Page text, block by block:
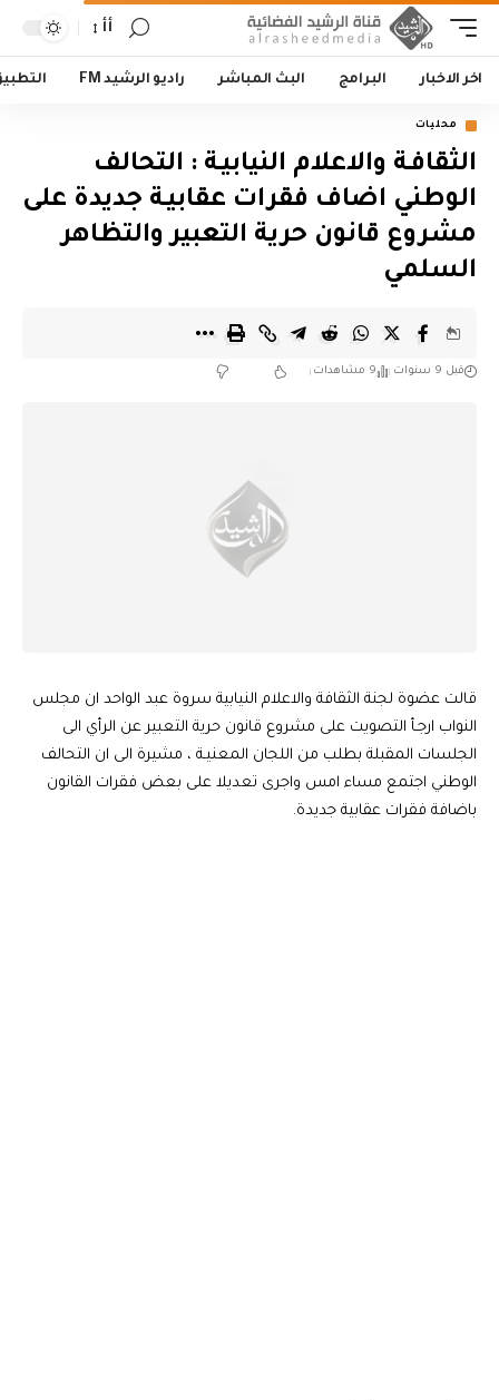
أأ
اخر الاخبار البرامج البث المباشر راديو الرشيد FM
محليات
الثقافـة والاعلام النيابيـة : التحالف
الوطني اضاف فقرات عقابيـة جديدة على
مشروع قانون حرية التعبير والتظاهر
السلمي
قبل 9 سنوات 9 مشاهدات
قالت عضوة لجنة الثقافة والاعلام النيابية سروة عبد الواحد ان مجلس
النواب ارجـأ التصويت على مشروع قانون حرية التعبير عن الرأي الى
الجلسات المقبلة بطلب من اللجان المعنيـة ، مشيرة الى ان التحالف
الوطني اجتمع مساء امس واجرى تعديلا على بعض فقرات القانون
باضافة فقرات عقابية جديدة.